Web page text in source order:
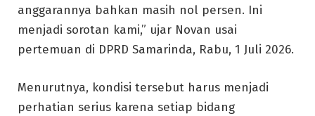
anggarannya bahkan masih nol persen. Ini
menjadi sorotan kami,” ujar Novan usai
pertemuan di DPRD Samarinda, Rabu, 1 Juli 2026.
Menurutnya, kondisi tersebut harus menjadi
perhatian serius karena setiap bidang